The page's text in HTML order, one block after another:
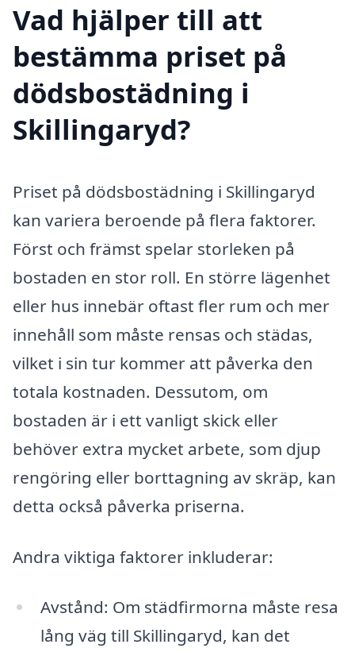
Vad hjälper till att
bestämma priset på
dödsbostädning i
Skillingaryd?
Priset på dödsbostädning i Skillingaryd
kan variera beroende på flera faktorer.
Först och främst spelar storleken på
bostaden en stor roll. En större lägenhet
eller hus innebär oftast fler rum och mer
innehåll som måste rensas och städas,
vilket i sin tur kommer att påverka den
totala kostnaden. Dessutom, om
bostaden är i ett vanligt skick eller
behöver extra mycket arbete, som djup
rengöring eller borttagning av skräp, kan
detta också påverka priserna.
Andra viktiga faktorer inkluderar:
Avstånd: Om städfirmorna måste resa
lång väg till Skillingaryd, kan det